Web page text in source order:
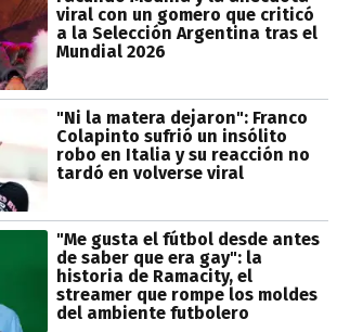
viral con un gomero que criticó
a la Selección Argentina tras el
Mundial 2026
"Ni la matera dejaron": Franco
Colapinto sufrió un insólito
robo en Italia y su reacción no
tardó en volverse viral
"Me gusta el fútbol desde antes
de saber que era gay": la
historia de Ramacity, el
streamer que rompe los moldes
del ambiente futbolero